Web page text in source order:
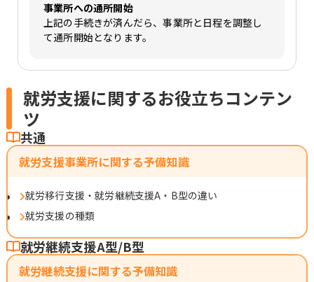
事業所への通所開始
上記の手続きが済んだら、事業所と日程を調整し
て通所開始となります。
就労支援に関するお役立ちコンテン
ツ
共通
就労支援事業所に関する予備知識
就労移行支援・就労継続支援A・B型の違い
就労支援の種類
就労継続支援A型/B型
就労継続支援に関する予備知識